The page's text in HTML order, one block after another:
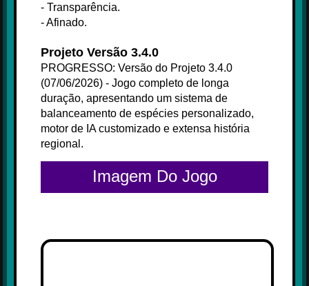
- Transparência.
- Afinado.
Projeto Versão 3.4.0
PROGRESSO: Versão do Projeto 3.4.0
(07/06/2026) - Jogo completo de longa
duração, apresentando um sistema de
balanceamento de espécies personalizado,
motor de IA customizado e extensa história
regional.
Imagem Do Jogo